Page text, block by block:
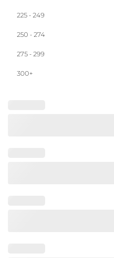
225 - 249
250 - 274
275 - 299
300+